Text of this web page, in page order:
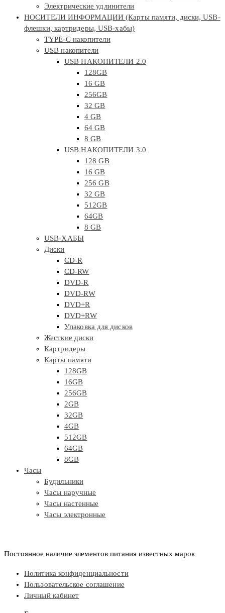
Электрические удлинители
НОСИТЕЛИ ИНФОРМАЦИИ (Карты памяти, диски, USB-
флешки, картридеры, USB-хабы)
TYPE-C накопители
USB накопители
USB НАКОПИТЕЛИ 2.0
128GB
16 GB
256GB
32 GB
4 GB
64 GB
8 GB
USB НАКОПИТЕЛИ 3.0
128 GB
16 GB
256 GB
32 GB
512GB
64GB
8 GB
USB-ХАБЫ
Диски
CD-R
CD-RW
DVD-R
DVD-RW
DVD+R
DVD+RW
Упаковка для дисков
Жесткие диски
Картридеры
Карты памяти
128GB
16GB
256GB
2GB
32GB
4GB
512GB
64GB
8GB
Часы
Будильники
Часы наручные
Часы настенные
Часы электронные
Постоянное наличие элементов питания известных марок
Политика конфиденциальности
Пользовательское соглашение
Личный кабинет